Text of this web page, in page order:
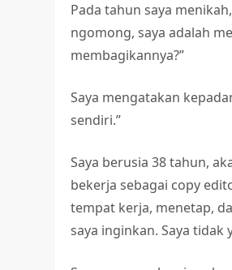
Pada tahun saya
ngomong, saya adalah
membagikannya?”
Saya mengatakan
sendiri.”
Saya berusia 38 tahun,
bekerja sebagai copy
tempat kerja, menetap,
saya inginkan. Saya tidak